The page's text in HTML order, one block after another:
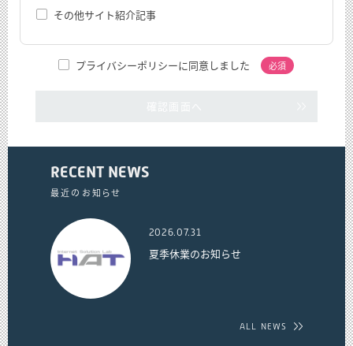
その他サイト紹介記事
プライバシーポリシーに同意しました 必須
RECENT NEWS
最近のお知らせ
2026.07.31
夏季休業のお知らせ
ALL NEWS